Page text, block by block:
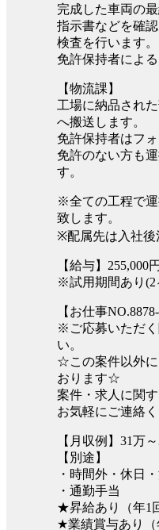
完成した車両の
指示書などを確
検査を行います。
免許保持者によ
【物流課】
工場に納品され
へ搬送します。
免許保持者はフ
免許のない方も
す。
※全ての工程で
致します。
※配属先は入社後
【給与】
※試用期間あり(2
【お仕事NO.8878-
※ご応募いただく
い。
☆この案件以外に
おります☆
案件・求人に関
お気軽にご連絡く
【月収例】31万
【別途】
・時間外・休日
・通勤手当
★昇給あり（年1
★業績賞与あり（